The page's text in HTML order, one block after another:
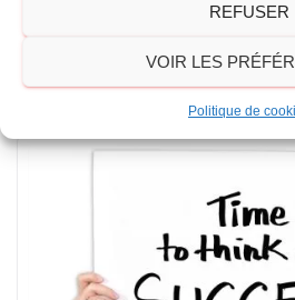
REFUSER
VOIR LES
Politique de